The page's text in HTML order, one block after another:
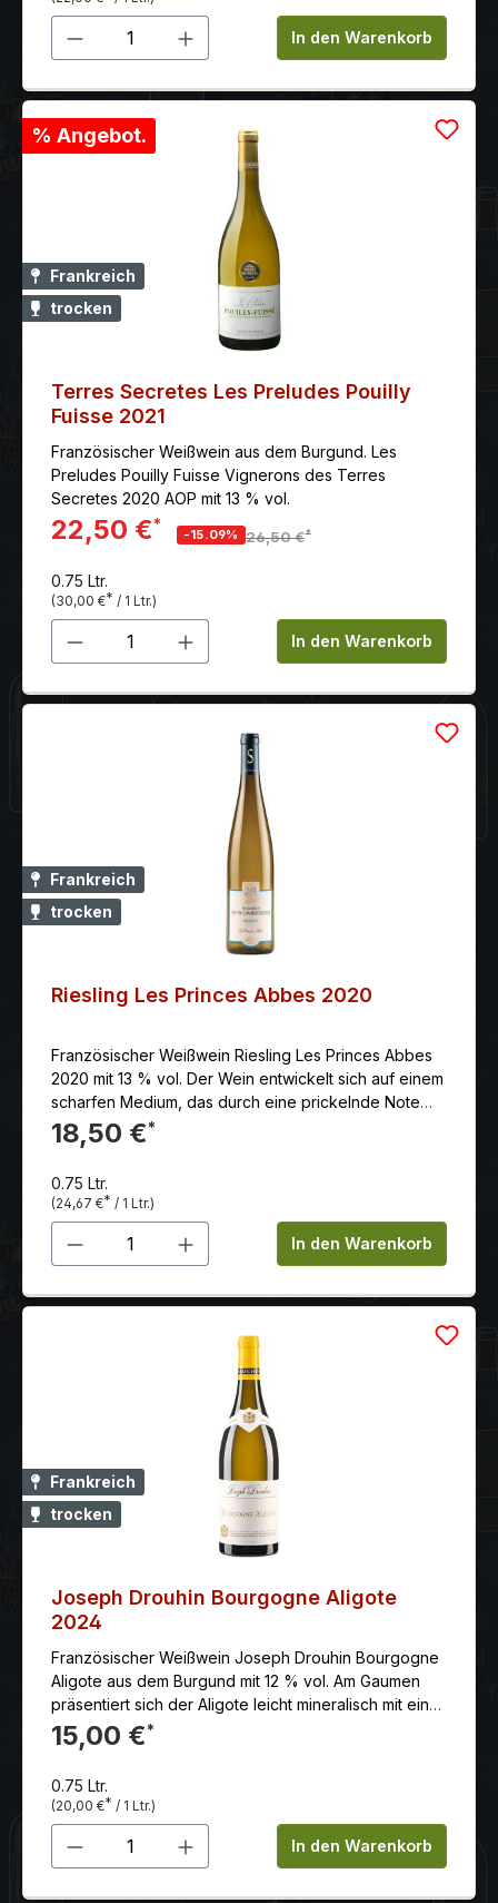
werden. Der Maison Castel Séries Limitées Chap. III
Condrieu 2020 eignet sich hervorragend als
Begleiter zu Fischgerichten, Meeresfrüchten,
Geflügel und leichten Speisen. 97 Punkte Decanter
Frucht. Der Abgang ist sanft und angenehm.
Produkt Anzahl: Gib denIn den Warenkorb
% Angebot.
Frankreich
trocken
Terres Secretes Les Preludes Pouilly
Fuisse 2021
Französischer Weißwein aus dem Burgund. Les
Preludes Pouilly Fuisse Vignerons des Terres
Secretes 2020 AOP mit 13 % vol.
22,50 €*
-15.09% 26,50 €*
0.75 Ltr.
(30,00 €* / 1 Ltr.)
Produkt Anzahl: Gib denIn den Warenkorb
Frankreich
trocken
Riesling Les Princes Abbes 2020
Französischer Weißwein Riesling Les Princes Abbes
2020 mit 13 % vol. Der Wein entwickelt sich auf einem
scharfen Medium, das durch eine prickelnde Note
gekennzeichnet ist.
18,50 €*
0.75 Ltr.
(24,67 €* / 1 Ltr.)
Produkt Anzahl: Gib denIn den Warenkorb
Frankreich
trocken
Joseph Drouhin Bourgogne Aligote
2024
Französischer Weißwein Joseph Drouhin Bourgogne
Aligote aus dem Burgund mit 12 % vol. Am Gaumen
präsentiert sich der Aligote leicht mineralisch mit einer
dezenten Säurestruktur, saftige Fruchtfülle mit
zartherbem Nachhall.
15,00 €*
0.75 Ltr.
(20,00 €* / 1 Ltr.)
Produkt Anzahl: Gib denIn den Warenkorb